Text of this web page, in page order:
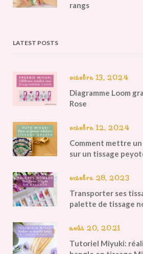
rangs
LATEST POSTS
octobre 13, 2024
Diagramme Loom
Rose
octobre 12, 2024
Comment mettre
sur un tissage
octobre 28, 2023
Transporter ses
palette de tissage
août 20, 2021
Tutoriel Miyuki: